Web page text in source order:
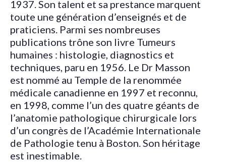
1937. Son talent et sa prestance marquent
toute une génération d’enseignés et de
praticiens. Parmi ses nombreuses
publications trône son livre Tumeurs
humaines : histologie, diagnostics et
techniques, paru en 1956. Le Dr Masson
est nommé au Temple de la renommée
médicale canadienne en 1997 et reconnu,
en 1998, comme l’un des quatre géants de
l’anatomie pathologique chirurgicale lors
d’un congrès de l’Académie Internationale
de Pathologie tenu à Boston. Son héritage
est inestimable.